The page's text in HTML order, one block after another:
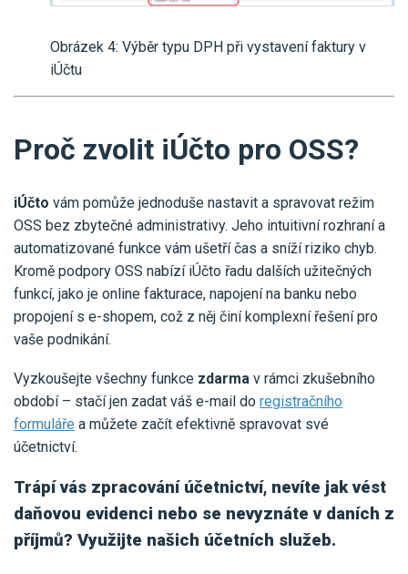
Obrázek 4: Výběr typu DPH při vystavení faktury v
iÚčtu
Proč zvolit iÚčto pro OSS?
iÚčto vám pomůže jednoduše nastavit a spravovat režim
OSS bez zbytečné administrativy. Jeho intuitivní rozhraní a
automatizované funkce vám ušetří čas a sníží riziko chyb.
Kromě podpory OSS nabízí iÚčto řadu dalších užitečných
funkcí, jako je online fakturace, napojení na banku nebo
propojení s e-shopem, což z něj činí komplexní řešení pro
vaše podnikání.
Vyzkoušejte všechny funkce zdarma v rámci zkušebního
období – stačí jen zadat váš e-mail do registračního
formuláře a můžete začít efektivně spravovat své
účetnictví.
Trápí vás zpracování účetnictví, nevíte jak vést
daňovou evidenci nebo se nevyznáte v daních z
příjmů? Využijte našich účetních služeb.